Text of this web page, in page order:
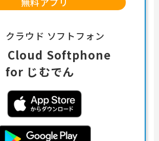
クラウド ソフトフォン
Cloud Softphone
for じむでん